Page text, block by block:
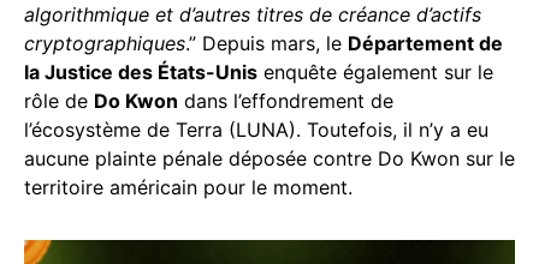
algorithmique et d’autres titres de créance d’actifs
cryptographiques.” Depuis mars, le Département de
la Justice des États-Unis enquête également sur le
rôle de Do Kwon dans l’effondrement de
l’écosystème de Terra (LUNA). Toutefois, il n’y a eu
aucune plainte pénale déposée contre Do Kwon sur le
territoire américain pour le moment.